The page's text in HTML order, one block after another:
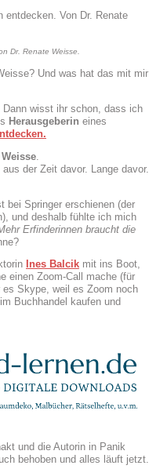
Dr. Renate Weisse.
Und was hat das mit mir
Dann wisst ihr schon, dass ich
Herausgeberin eines
Weisse
der Zeit davor. Lange davor.
bei Springer erschienen (der
und deshalb fühlte ich mich
Erfinderinnen braucht die
Ines Balcik mit ins Boot,
einen Zoom-Call mache (für
Skype, weil es Zoom noch
Buchhandel kaufen und
und die Autorin in Panik
behoben und alles läuft jetzt.